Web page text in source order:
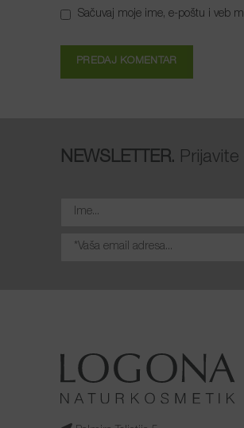
Sačuvaj moje ime, e-poštu i veb
NEWSLETTER.